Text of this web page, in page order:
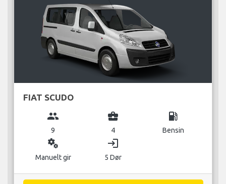
FIAT SCUDO
group
9
business_center
4
local_gas_station
Bensin
miscellaneous_services
Manuelt gir
login
5 Dør